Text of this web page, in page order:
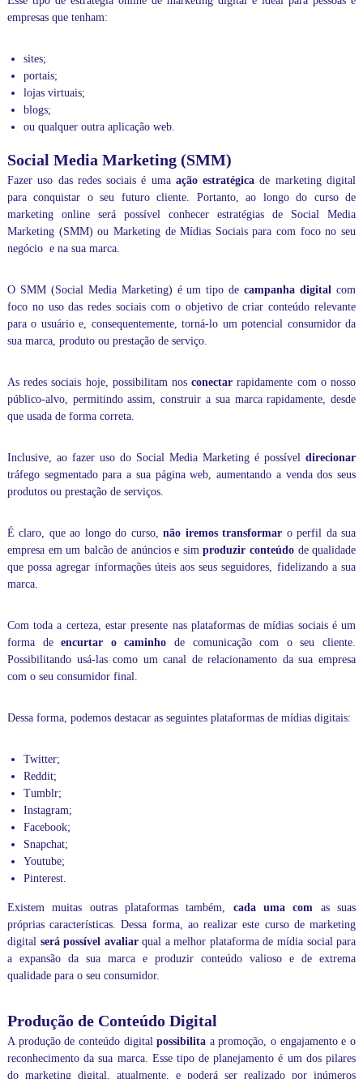
e
r
m
b
é
m
s
a
s
d
a
s
d
e
o
l
a
s
o
i
o
g
.
empresas que tenham:
sites;
portais;
lojas virtuais;
blogs;
ou qualquer outra aplicação web.
Social Media Marketing (SMM)
Fazer uso das redes sociais é uma ação estratégica de marketing digital
para conquistar o seu futuro cliente. Portanto, ao longo do curso de
marketing online será possível conhecer estratégias de Social Media
Marketing (SMM) ou Marketing de Mídias Sociais para com foco no seu
negócio e na sua marca.
O SMM (Social Media Marketing) é um tipo decampanha digital com
foco no uso das redes sociais com o objetivo de criar conteúdo relevante
para o usuário e, consequentemente, torná-lo um potencial consumidor da
sua marca, produto ou prestação de serviço.
As redes sociais hoje, possibilitam nosconectar rapidamente com o nosso
público-alvo, permitindo assim, construir a sua marca rapidamente, desde
que usada de forma correta.
Inclusive, ao fazer uso do Social Media Marketing é possíveldirecionar
tráfego segmentado para a sua página web, aumentando a venda dos seus
produtos ou prestação de serviços.
É claro, que ao longo do curso,não iremos transformar o perfil da sua
empresa em um balcão de anúncios e simproduzir conteúdode qualidade
que possa agregar informações úteis aos seus seguidores, fidelizando a sua
marca.
Com toda a certeza, estar presente nas plataformas de mídias sociais é um
forma deencurtar o caminho de comunicação com o seu cliente.
Possibilitando usá-las como um canal de relacionamento da sua empresa
com o seu consumidor final.
Dessa forma, podemos destacar as seguintes plataformas de mídias digitais:
Twitter;
Reddit;
Tumblr;
Instagram;
Facebook;
Snapchat;
Youtube;
Pinterest.
Existem muitas outras plataformas também, cada uma com as suas
próprias características. Dessa forma, ao realizar este curso de marketing
digital será possível avaliarqual a melhor plataforma de mídia social para
a expansão da sua marca eproduzir conteúdo valioso e de extrema
qualidade para o seu consumidor.
Produção de Conteúdo Digital
A produção de conteúdo digital possibilita a promoção, o engajamento e o
reconhecimento da sua marca. Esse tipo de planejamento é um dos pilares
do marketing digital, atualmente, e poderá ser realizado por inúmeros